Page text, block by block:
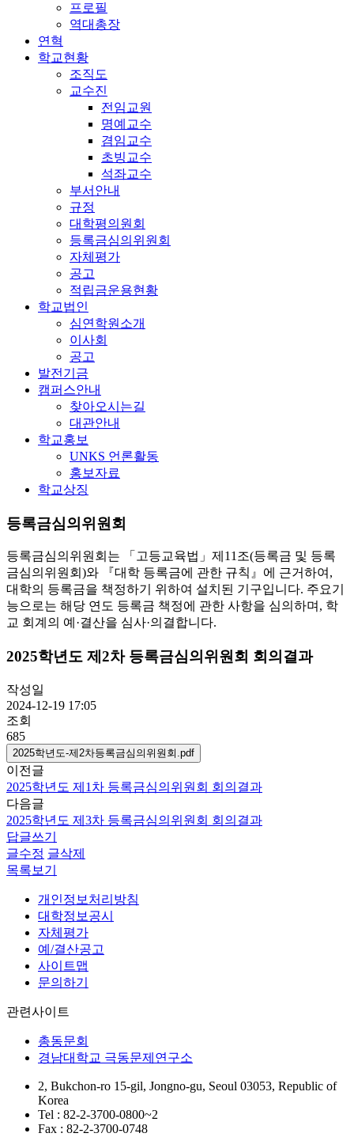
프로필
역대총장
연혁
학교현황
조직도
교수진
전임교원
명예교수
겸임교수
초빙교수
석좌교수
부서안내
규정
대학평의원회
등록금심의위원회
자체평가
공고
적립금운용현황
학교법인
심연학원소개
이사회
공고
발전기금
캠퍼스안내
찾아오시는길
대관안내
학교홍보
UNKS 언론활동
홍보자료
학교상징
등록금심의위원회
등록금심의위원회는 「고등교육법」제11조(등록금 및 등록
금심의위원회)와 『대학 등록금에 관한 규칙』에 근거하여,
대학의 등록금을 책정하기 위하여 설치된 기구입니다. 주요기
능으로는 해당 연도 등록금 책정에 관한 사항을 심의하며, 학
교 회계의 예·결산을 심사·의결합니다.
2025학년도 제2차 등록금심의위원회 회의결과
작성일
2024-12-19 17:05
조회
685
2025학년도-제2차등록금심의위원회.pdf
이전글
2025학년도 제1차 등록금심의위원회 회의결과
다음글
2025학년도 제3차 등록금심의위원회 회의결과
답글쓰기
글수정 글삭제
목록보기
개인정보처리방침
대학정보공시
자체평가
예/결산공고
사이트맵
문의하기
관련사이트
총동문회
경남대학교 극동문제연구소
2, Bukchon-ro 15-gil, Jongno-gu, Seoul 03053, Republic of
Korea
Tel : 82-2-3700-0800~2
Fax : 82-2-3700-0748